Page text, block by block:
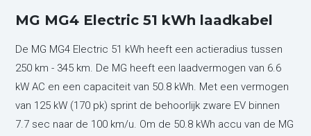
MG MG4 Electric 51 kWh laadkabel
De MG MG4 Electric 51 kWh heeft een actieradius tussen
250 km - 345 km. De MG heeft een laadvermogen van 6.6
kW AC en een capaciteit van 50.8 kWh. Met een vermogen
van 125 kW (170 pk) sprint de behoorlijk zware EV binnen
7.7 sec naar de 100 km/u. Om de 50.8 kWh accu van de MG